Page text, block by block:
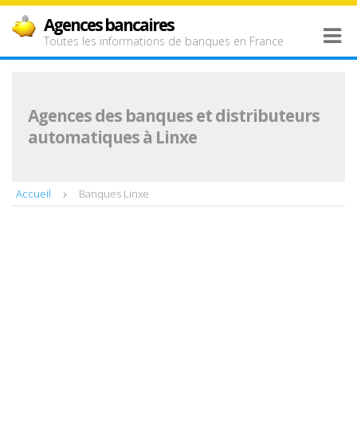
Agences bancaires
Toutes les informations de banques en France
Agences des banques et distributeurs
automatiques à Linxe
Accueil Banques Linxe